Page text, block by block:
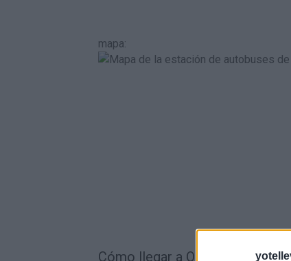
mapa:
Cómo llegar a Orxeta en tren: